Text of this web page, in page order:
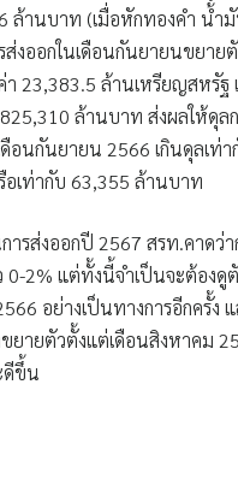
ล้านบาท (เมื่อหักทองคำ น้ำ
ส่งออกในเดือนกันยายนขยา
า 23,383.5 ล้านเหรียญสหรัฐ
ล้านบาท ส่งผลให้ดุล
ดือนกันยายน 2566 เกินดุลเท่
เท่ากับ 63,355 ล้านบาท
ารส่งออกปี 2567 สรท.คาดว่
2% แต่ทั้งนี้จำเป็นจะต้องดูตั
อย่างเป็นทางการอีกครั้ง
ยายตัวตั้งแต่เดือนสิงหาคม
ดีขึ้น